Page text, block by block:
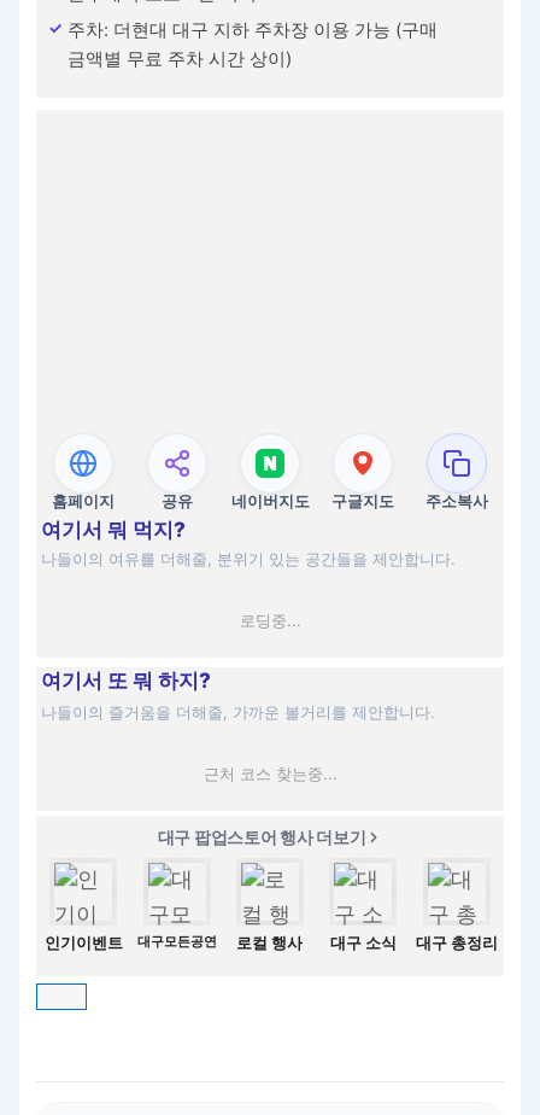
주차: 더현대 대구 지하 주차장 이용 가능 (구매
금액별 무료 주차 시간 상이)
홈페이지 공유 네이버지도 구글지도 주소복사
여기서 뭐 먹지?
나들이의 여유를 더해줄, 분위기 있는 공간들을 제안합니다.
로딩중...
여기서 또 뭐 하지?
나들이의 즐거움을 더해줄, 가까운 볼거리를 제안합니다.
근처 코스 찾는중...
대구 팝업스토어 행사 더보기
인기이벤트 대구모든공연 로컬 행사 대구 소식 대구 총정리